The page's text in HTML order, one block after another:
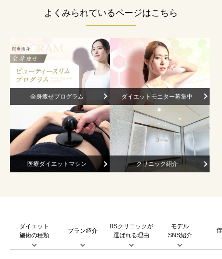
よくみられているページはこちら
全身痩せプログラム ダイエットモニター募集中
医療ダイエットマシン クリニック紹介
ダイエット
施術の種類
プラン紹介
BSクリニックが
選ばれる理由
モデル
SNS紹介